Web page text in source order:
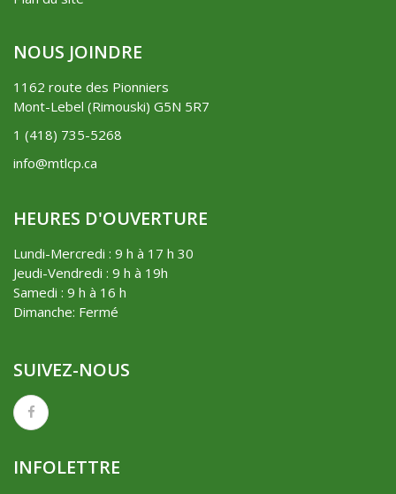
NOUS JOINDRE
1162 route des Pionniers
Mont-Lebel (Rimouski) G5N 5R7
1 (418) 735-5268
info@mtlcp.ca
HEURES D'OUVERTURE
Lundi-Mercredi : 9 h à 17 h 30
Jeudi-Vendredi : 9 h à 19h
Samedi : 9 h à 16 h
Dimanche: Fermé
SUIVEZ-NOUS
INFOLETTRE